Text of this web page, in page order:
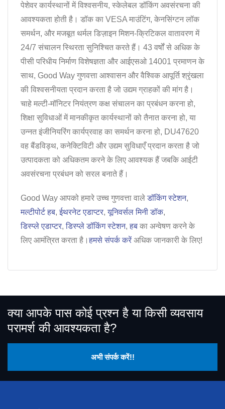
पेशेवर कार्यस्थानों में विश्वसनीय, स्केलेबल डॉकिंग अवसंरचना की
आवश्यकता होती है। डॉक का VESA माउंटिंग, केनसिंग्टन लॉक
समर्थन, और मजबूत थर्मल डिज़ाइन मिशन-क्रिटिकल वातावरण में
24/7 संचालन स्थिरता सुनिश्चित करते हैं। 43 वर्षों से अधिक के
पीसी परिधीय निर्माण विशेषज्ञता और आईएसओ 14001 प्रमाणन के
साथ, Good Way गुणवत्ता आश्वासन और वैश्विक आपूर्ति श्रृंखला
की विश्वसनीयता प्रदान करता है जो उद्यम ग्राहकों की मांग है।
चाहे मल्टी-मॉनिटर नियंत्रण कक्ष संचालन का प्रबंधन करना हो,
शिक्षा सुविधाओं में मानकीकृत कार्यस्थानों को तैनात करना हो, या
उन्नत इंजीनियरिंग कार्यप्रवाह का समर्थन करना हो, DU47620
वह बैंडविड्थ, कनेक्टिविटी और उद्यम सुविधाएँ प्रदान करता है जो
उत्पादकता को अधिकतम करने के लिए आवश्यक हैं जबकि आईटी
अवसंरचना प्रबंधन को सरल बनाते हैं।
Good Way आपको हमारे उच्च गुणवत्ता वालेडॉकिंग स्टेशन,
मल्टीपोर्ट हब,ईथरनेट एडाप्टर,यूनिवर्सल मिनी डॉक,
डिस्प्ले एडाप्टर,डिस्प्ले डॉकिंग स्टेशन,हब का अन्वेषण करने के
लिए आमंत्रित करता है।हमसे संपर्क करें अधिक जानकारी के लिए!
क्या आपके पास कोई प्रश्न है या किसी व्यवसाय
परामर्श की आवश्यकता है?
अभी संपर्क करें!!